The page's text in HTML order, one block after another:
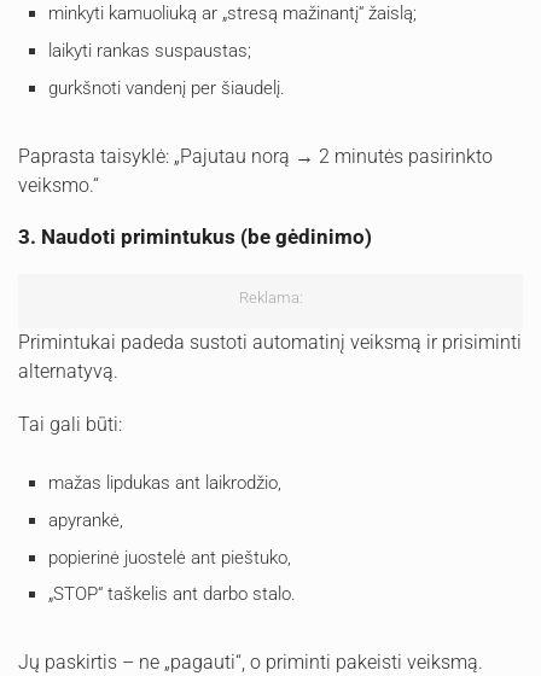
minkyti kamuoliuką ar „stresą mažinantį“ žaislą;
laikyti rankas suspaustas;
gurkšnoti vandenį per šiaudelį.
Paprasta taisyklė: „Pajutau norą → 2 minutės pasirinkto
veiksmo.“
3. Naudoti primintukus (be gėdinimo)
Reklama:
Primintukai padeda sustoti automatinį veiksmą ir prisiminti
alternatyvą.
Tai gali būti:
mažas lipdukas ant laikrodžio,
apyrankė,
popierinė juostelė ant pieštuko,
„STOP“ taškelis ant darbo stalo.
Jų paskirtis – ne „pagauti“, o priminti pakeisti veiksmą.